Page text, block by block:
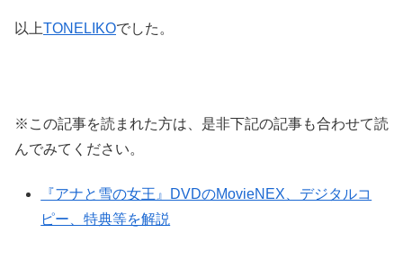
以上TONELIKOでした。
※この記事を読まれた方は、是非下記の記事も合わせて読
んでみてください。
『アナと雪の女王』DVDのMovieNEX、デジタルコ
ピー、特典等を解説